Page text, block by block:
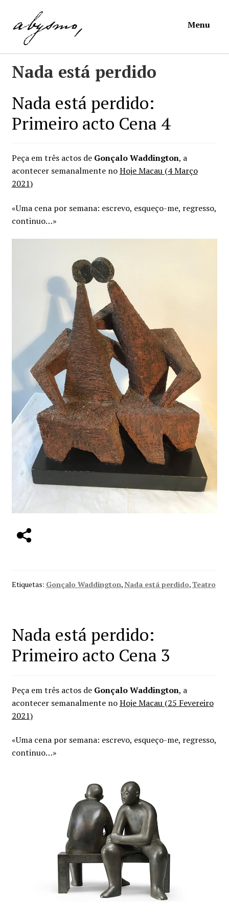
para
navegação
Saltar
para
conteúdo
Menu
Mymosa
Carrinho
Minha conta
Política de privacidade
Termos e Condições
Mapa do site
Nada está perdido
Nada está perdido:
Primeiro acto Cena 4
Peça em três actos de Gonçalo Waddington, a
acontecer semanalmente noHoje Macau (4 Março
2021)
«Uma cena por semana: escrevo, esqueço-me, regresso,
continuo…»
Etiquetas: Gonçalo Waddington, Nada está perdido,Teatro
Nada está perdido:
Primeiro acto Cena 3
Peça em três actos de Gonçalo Waddington, a
acontecer semanalmente noHoje Macau (25 Fevereiro
2021)
«Uma cena por semana: escrevo, esqueço-me, regresso,
continuo…»